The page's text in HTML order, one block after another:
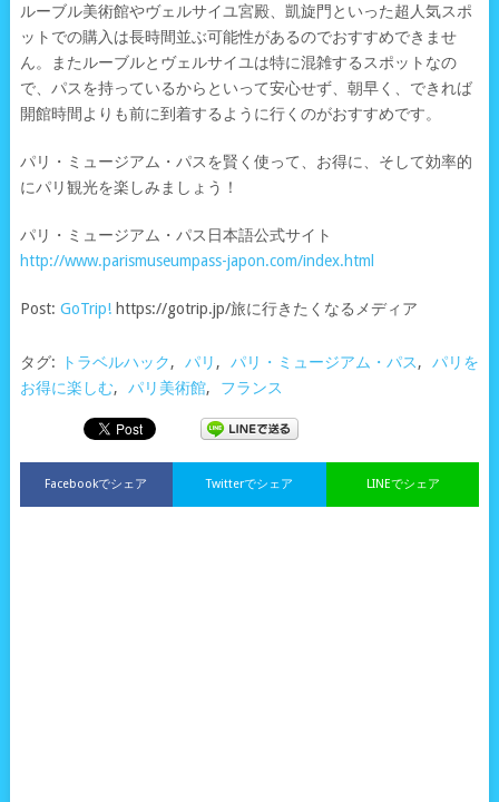
ルーブル美術館やヴェルサイユ宮殿、凱旋門といった超人気スポ
ットでの購入は長時間並ぶ可能性があるのでおすすめできませ
ん。またルーブルとヴェルサイユは特に混雑するスポットなの
で、パスを持っているからといって安心せず、朝早く、できれば
開館時間よりも前に到着するように行くのがおすすめです。
パリ・ミュージアム・パスを賢く使って、お得に、そして効率的
にパリ観光を楽しみましょう！
パリ・ミュージアム・パス日本語公式サイト
http://www.parismuseumpass-japon.com/index.html
Post: GoTrip!https://gotrip.jp/旅に行きたくなるメディア
タグ: トラベルハック, パリ , パリ・ミュージアム・パス,
パリを
お得に楽しむ, パリ美術館, フランス
Facebookでシェア LINEでシェア
Twitterでシェア